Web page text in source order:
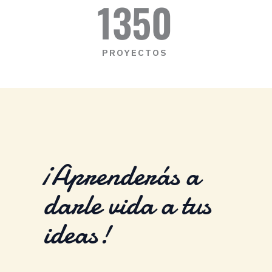
PROYECTOS
1350
¡Aprenderás a
darle vida a tus
ideas!